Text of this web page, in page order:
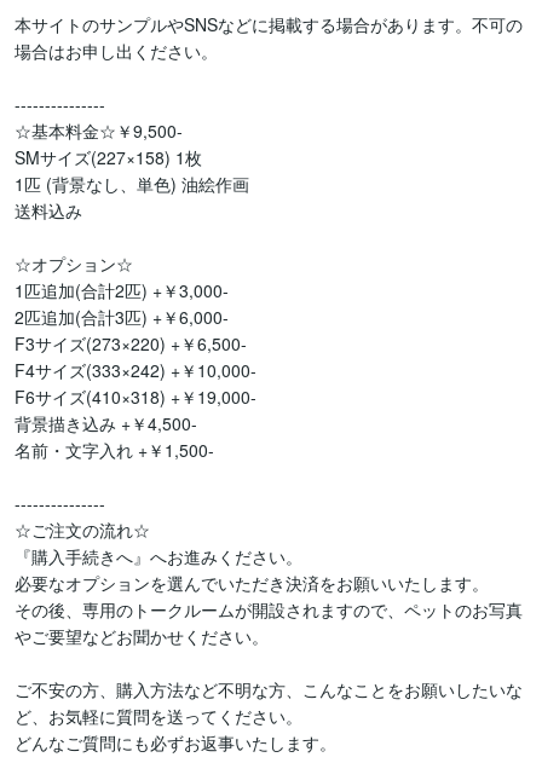
本サイトのサンプルやSNSなどに掲載する場合があります。不可の
場合はお申し出ください。
---------------
☆基本料金☆￥9,500-
SMサイズ(227×158) 1枚
1匹 (背景なし、単色) 油絵作画
送料込み
☆オプション☆
1匹追加(合計2匹) +￥3,000-
2匹追加(合計3匹) +￥6,000-
F3サイズ(273×220) +￥6,500-
F4サイズ(333×242) +￥10,000-
F6サイズ(410×318) +￥19,000-
背景描き込み +￥4,500-
名前・文字入れ +￥1,500-
---------------
☆ご注文の流れ☆
『購入手続きへ』へお進みください。
必要なオプションを選んでいただき決済をお願いいたします。
その後、専用のトークルームが開設されますので、ペットのお写真
やご要望などお聞かせください。
ご不安の方、購入方法など不明な方、こんなことをお願いしたいな
ど、お気軽に質問を送ってください。
どんなご質問にも必ずお返事いたします。